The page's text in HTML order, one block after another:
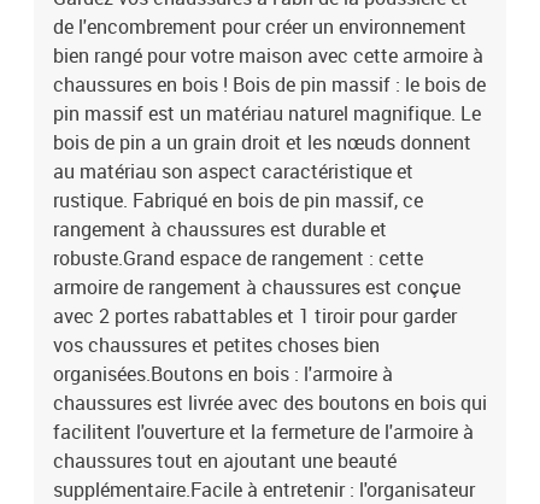
de l'encombrement pour créer un environnement
bien rangé pour votre maison avec cette armoire à
chaussures en bois ! Bois de pin massif : le bois de
pin massif est un matériau naturel magnifique. Le
bois de pin a un grain droit et les nœuds donnent
au matériau son aspect caractéristique et
rustique. Fabriqué en bois de pin massif, ce
rangement à chaussures est durable et
robuste.Grand espace de rangement : cette
armoire de rangement à chaussures est conçue
avec 2 portes rabattables et 1 tiroir pour garder
vos chaussures et petites choses bien
organisées.Boutons en bois : l'armoire à
chaussures est livrée avec des boutons en bois qui
facilitent l'ouverture et la fermeture de l'armoire à
chaussures tout en ajoutant une beauté
supplémentaire.Facile à entretenir : l'organisateur